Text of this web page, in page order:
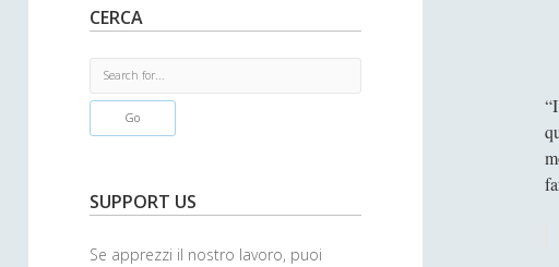
CERCA
e
h
SUPPORT US
Se apprezzi il nostro lavoro, puoi